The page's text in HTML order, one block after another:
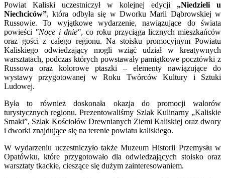
Powiat Kaliski uczestniczył w kolejnej edycji „Niedzieli u
Niechciców”, która odbyła się w Dworku Marii Dąbrowskiej w
Russowie. To wyjątkowe wydarzenie, nawiązujące do świata
powieści "Noce i dnie", co roku przyciąga licznych mieszkańców
oraz gości z całego regionu. Na stoisku promocyjnym Powiatu
Kaliskiego odwiedzający mogli wziąć udział w kreatywnych
warsztatach, podczas których powstawały pamiątkowe pocztówki z
Russowa oraz kolorowe ptaszki – elementy nawiązujące do
wystawy przygotowanej w Roku Twórców Kultury i Sztuki
Ludowej.
Była to również doskonała okazja do promocji walorów
turystycznych regionu. Prezentowaliśmy Szlak Kulinarny „Kaliskie
Smaki”, Szlak Kościołów Drewnianych Ziemi Kaliskiej oraz dwory
i dworki znajdujące się na terenie powiatu kaliskiego.
W wydarzeniu uczestniczyło także Muzeum Historii Przemysłu w
Opatówku, które przygotowało dla odwiedzających stoisko oraz
warsztaty tkackie, cieszące się dużym zainteresowaniem.